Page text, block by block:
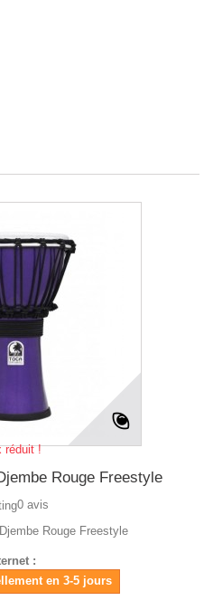
réduit !
Rouge Freestyle
0 avis
Rouge Freestyle
:
en 3-5 jours